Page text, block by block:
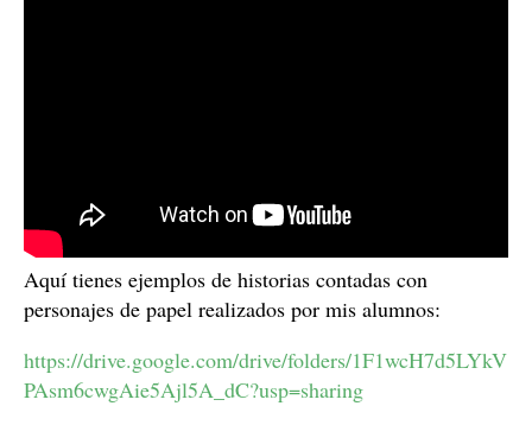
Aquí tienes ejemplos de historias contadas con
personajes de papel realizados por mis alumnos:
https://drive.google.com/drive/folders/1F1wcH7d5LYkV
PAsm6cwgAie5Ajl5A_dC?usp=sharing